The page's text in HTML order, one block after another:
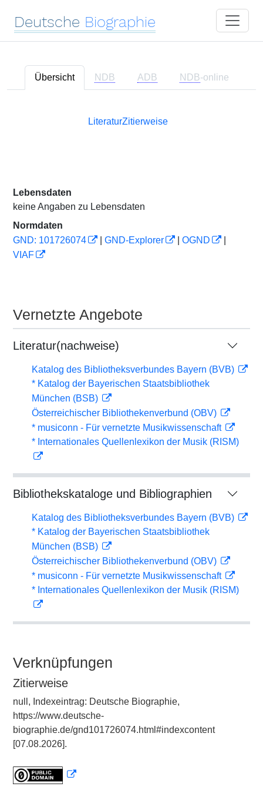
Deutsche Biographie
Übersicht NDB ADB NDB-online
LiteraturZitierweise
Lebensdaten
keine Angaben zu Lebensdaten
Normdaten
GND: 101726074
GND-Explorer OGND
VIAF
Vernetzte Angebote
Literatur(nachweise)
Katalog des Bibliotheksverbundes Bayern (BVB)
* Katalog der Bayerischen Staatsbibliothek
München (BSB)
Österreichischer Bibliothekenverbund (OBV)
* musiconn - Für vernetzte Musikwissenschaft
* Internationales Quellenlexikon der Musik (RISM)
Bibliothekskataloge und Bibliographien
Katalog des Bibliotheksverbundes Bayern (BVB)
* Katalog der Bayerischen Staatsbibliothek
München (BSB)
Österreichischer Bibliothekenverbund (OBV)
* musiconn - Für vernetzte Musikwissenschaft
* Internationales Quellenlexikon der Musik (RISM)
Verknüpfungen
Zitierweise
null, Indexeintrag: Deutsche Biographie,
https://www.deutsche-
biographie.de/gnd101726074.html#indexcontent
[07.08.2026].